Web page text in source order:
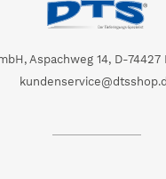
Aspachweg 14, D-